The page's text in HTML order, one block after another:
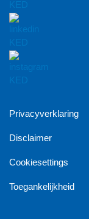
Privacyverklaring
Disclaimer
Cookiesettings
Toegankelijkheid